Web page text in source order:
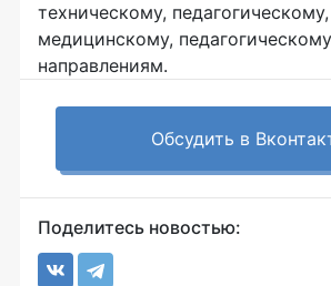
техническому, педагогическому,
медицинскому,
направлениям.
Обсудить в
Поделитесь новостью: